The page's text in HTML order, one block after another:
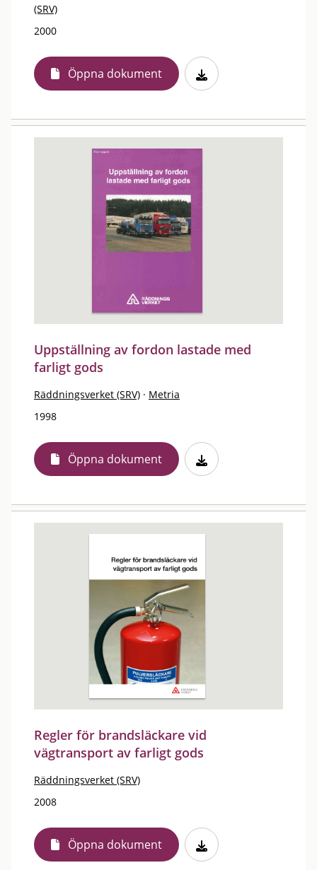
(SRV)
2000
Öppna dokument
Uppställning av fordon lastade med
farligt gods
Räddningsverket (SRV) · Metria
1998
Öppna dokument
Regler för brandsläckare vid
vägtransport av farligt gods
Räddningsverket (SRV)
2008
Öppna dokument